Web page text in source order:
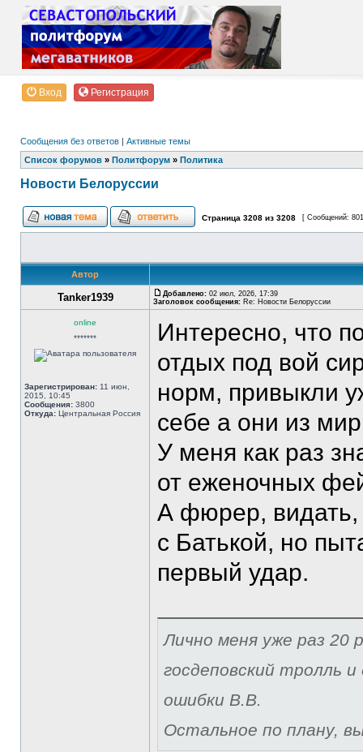
Вход Регистрация
Сообщения без ответов | Активные темы
Список форумов » Политфорум » Политика
Новости Белоруссии
Страница 3208 из 3208 [ Сообщений:
Автор
Tanker1939 Добавлено: 02 июл, 2026, 17:39
Заголовок сообщения: Re: Новости Белоруссии
online
*******
Зарегистрирован: 11 июн,
2015, 10:45
Сообщения: 3800
Откуда: Центральная Россия
Интересно, что
отдых под вой
норм, привыкли
себе а они из
У меня как раз
от еженочных
А фюрер, видать,
с Батькой, но
первый удар.
Лично меня уже раз 20
госдеповский тролль
ошибки В.В.
Остальное по плану,